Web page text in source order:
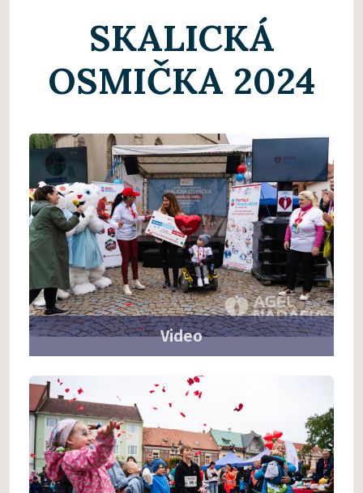
SKALICKÁ
OSMIČKA 2024
Video